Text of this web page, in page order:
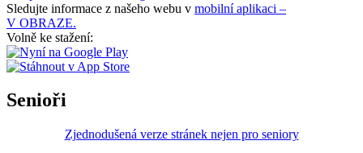
Sledujte informace z našeho webu v mobilní aplikaci –
V OBRAZE.
Volně ke stažení:
Senioři
Zjednodušená verze stránek nejen pro seniory